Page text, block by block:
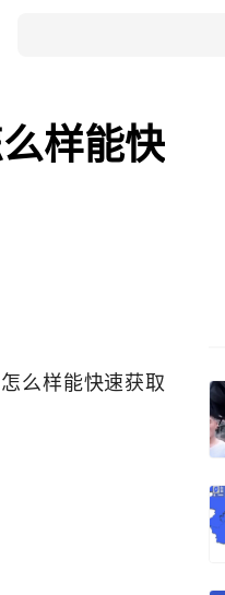
样能快
么样能快速获取